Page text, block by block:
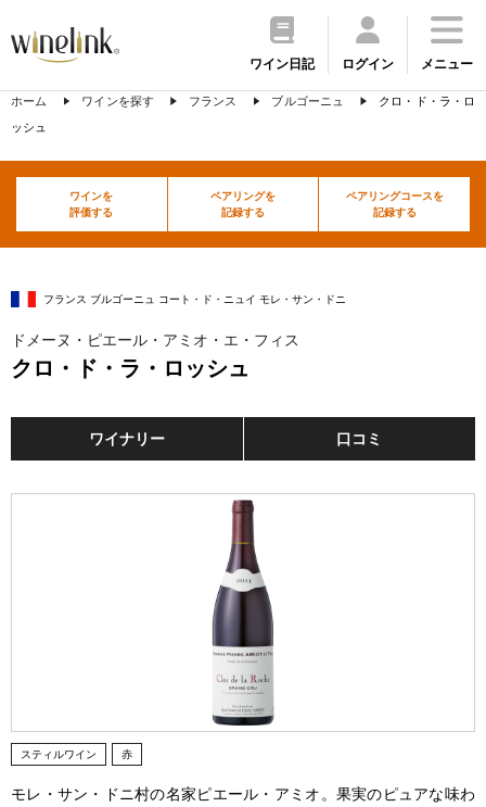
ワイン日記 ログイン メニュー
ホーム ワインを探す フランス ブルゴーニュ
クロ・ド・ラ・ロ
ッシュ
ワインを
評価する
ペアリングを
記録する
ペアリングコースを
記録する
フランス ブルゴーニュ コート・ド・ニュイ モレ・サン・ドニ
ドメーヌ・ピエール・アミオ・エ・フィス
クロ・ド・ラ・ロッシュ
ワイナリー 口コミ
スティルワイン 赤
モレ・サン・ドニ村の名家ピエール・アミオ。果実のピュアな味わ